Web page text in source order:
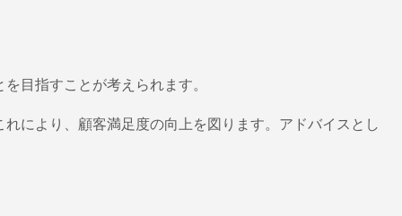
目指すことが考えられます。
により、顧客満足度の向上を図ります。アドバイスとし